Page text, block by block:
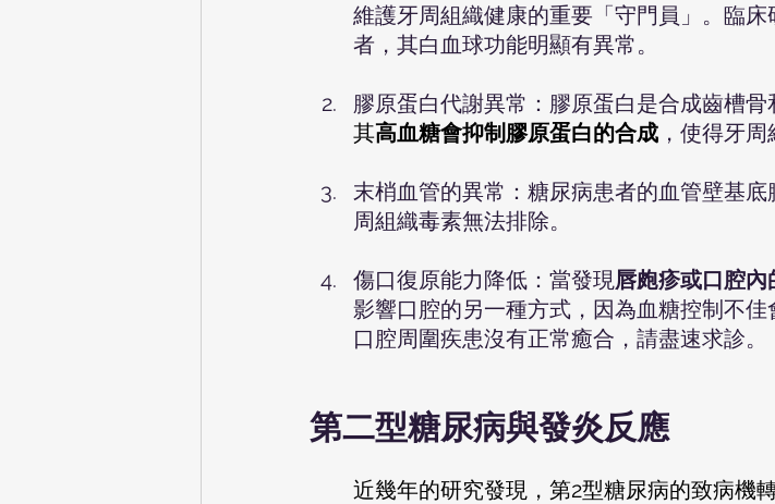
維護牙周組織健康的重要「守門員」。臨
者，其白血球功能明顯有異常。
膠原蛋白代謝異常：膠原蛋白是合成齒槽骨
其高血糖會抑制膠原蛋白的合成 ，使得牙
末梢血管的異常：糖尿病患者的血管壁基
周組織毒素無法排除。
傷口復原能力降低：當發現唇皰疹或口腔
影響口腔的另一種方式，因為血糖控制不
口腔周圍疾患沒有正常癒合，請盡速求診。
第二型糖尿病與發炎反應